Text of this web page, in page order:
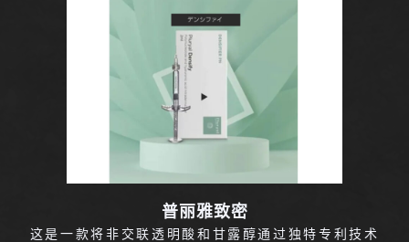
普丽雅致密
这是一款将非交联透明酸和甘露醇通过独特专利技术